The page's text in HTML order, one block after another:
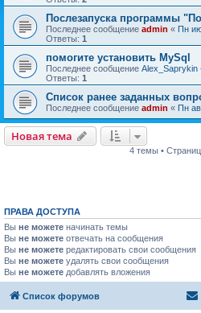
Послезапуска программы
Последнее сообщение admin « Пн
Ответы: 1
помогите установить MySql
Последнее сообщение Alex_Saprykin
Ответы: 1
Список ранее заданных
Последнее сообщение admin « Пн
Новая тема
4 темы •
ПРАВА ДОСТУПА
Вы не можете начинать темы
Вы не можете отвечать на сообщения
Вы не можете редактировать свои сообщения
Вы не можете удалять свои сообщения
Вы не можете добавлять вложения
Список форумов